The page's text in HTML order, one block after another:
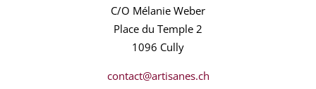
C/O Mélanie Weber
Place du Temple 2
1096 Cully
contact@artisanes.ch